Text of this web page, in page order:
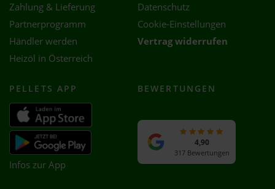
Zahlung & Lieferung
Partnerprogramm
Händler werden
Heizöl in Österreich
Datenschutz
Cookie-Einstellungen
Vertrag widerrufen
PELLETS APP
Infos zur App
BEWERTUNGEN
4,90
317 Bewertungen